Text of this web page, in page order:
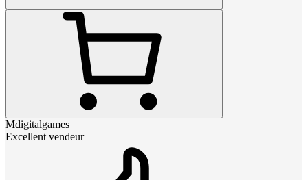
Mdigitalgames
Excellent vendeur